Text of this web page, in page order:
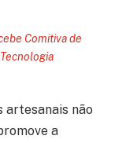
Comitiva de
artesanais não
a